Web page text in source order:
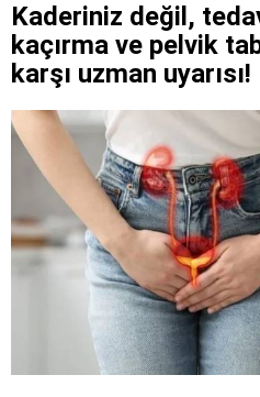
Kaderiniz değil,
kaçırma ve pelvik
karşı uzman uyarısı!